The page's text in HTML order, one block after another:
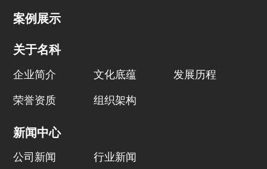
案例展示
关于名科
企业简介 文化底蕴 发展历程
荣誉资质 组织架构
新闻中心
公司新闻 行业新闻